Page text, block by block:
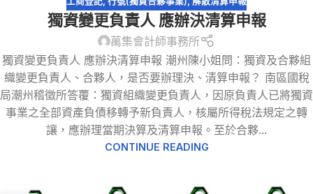
獨資變更負責人 應辦決清算申報
萬集會計師事務所
獨資變更負責人 應辦決清算申報 潮州陳小姐問：獨資及合夥組
織變更負責人、合夥人，是否要辦理決、清算申報？ 南區國稅
局潮州稽徵所答覆：獨資組織變更負責人，因原負責人已將獨資
事業之全部資產負債移轉予新負責人，核屬所得稅法規定之轉
讓，應辦理當期決算及清算申報。至於合夥...
CONTINUE READING